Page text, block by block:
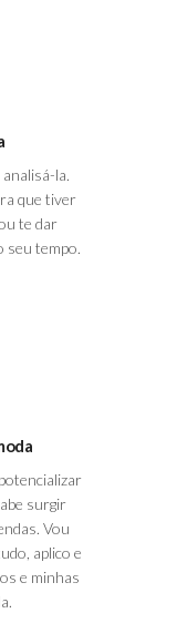
la.
que tiver
te dar
seu tempo.
surgir
Vou
aplico e
e minhas